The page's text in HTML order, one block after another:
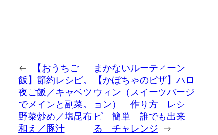
←
【おうちご
飯】節約レシピ。
夜ご飯／キャベツ
でメインと副菜。
野菜炒め／塩昆布
和え／豚汁
まかないルーティーン
【かぼちゃのピザ】ハロ
ウィン（スイーツバージ
ョン） 作り方 レシ
ピ 簡単 誰でも出来
る チャレンジ →